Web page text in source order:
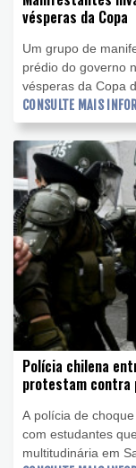
vésperas da Copa
Um grupo de
prédio do governo
vésperas da Copa
reprimir as
CONSULTE MAIS
Polícia chilena
protestam contra
A polícia de
com estudantes
multitudinária em